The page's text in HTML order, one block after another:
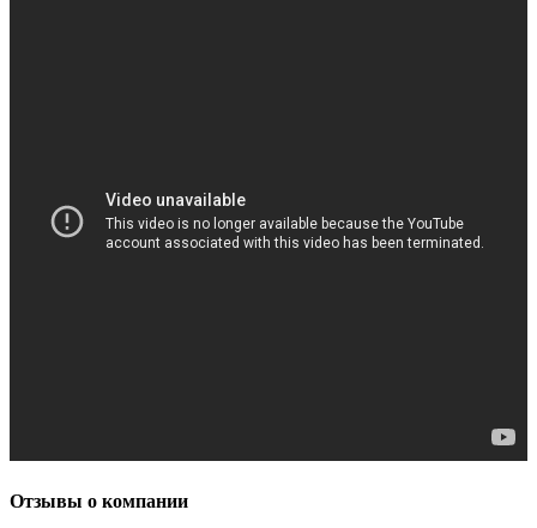
Отзывы о компании